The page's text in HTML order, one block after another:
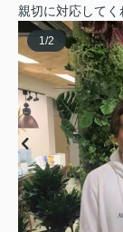
親切に対応してく
1/2